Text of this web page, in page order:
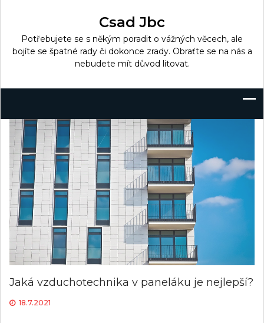
Csad Jbc
Potřebujete se s někým poradit o vážných věcech, ale
bojíte se špatné rady či dokonce zrady. Obraťte se na nás a
nebudete mít důvod litovat.
Jaká vzduchotechnika v paneláku je nejlepší?
18.7.2021